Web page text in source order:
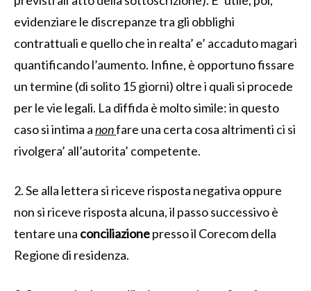
evidenziare le discrepanze tra gli obblighi
contrattuali e quello che in realta’ e’ accaduto magari
quantificando l’aumento. Infine, è opportuno fissare
un termine (di solito 15 giorni) oltre i quali si procede
per le vie legali. La diffida è molto simile: in questo
caso si intima anonfare una certa cosa altrimenti ci si
rivolgera’ all’autorita’ competente.
2. Se alla lettera si riceve risposta negativa oppure
non si riceve risposta alcuna, il passo successivo è
tentare una conciliazionepresso il Corecom della
Regione di residenza.